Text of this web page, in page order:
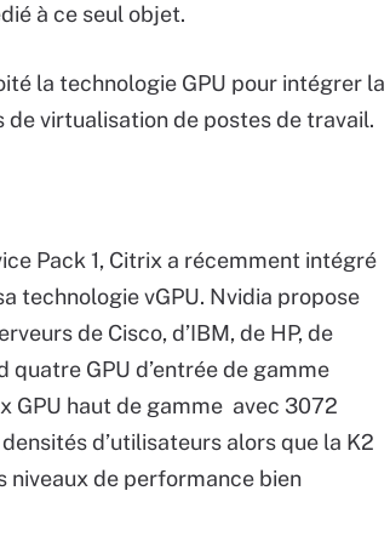
à ce seul objet.
la technologie GPU pour intégrer la
virtualisation de postes de travail.
Pack 1, Citrix a récemment intégré
technologie vGPU. Nvidia propose
de Cisco, d’IBM, de HP, de
GPU d’entrée de gamme
GPU haut de gamme avec 3072
d’utilisateurs alors que la K2
niveaux de performance bien